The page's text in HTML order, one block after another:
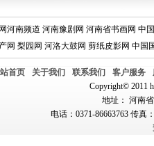
河南频道 河南豫剧网 河南省书画网 中
网 梨园网 河洛大鼓网 剪纸皮影网 中国
首页 关于我们 联系我们 客户服务
Copyright© 2011
地址： 河南
电话：0371-86663763 传真